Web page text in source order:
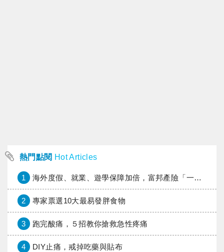
熱門點閱 Hot Articles
1 海外度假、就業、遊學保障加倍，富邦產險「一期逐夢」專案加碼遠距醫療與緊急救援
2 專家票選10大最易發胖食物
3 跑完酸痛，５招教你搶救急性疼痛
4 DIY止痛，戒掉吃藥與貼布